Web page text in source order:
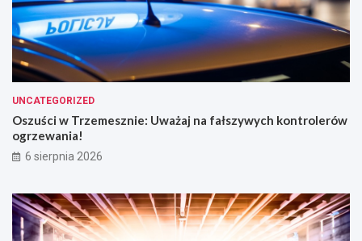
UNCATEGORIZED
Oszuści w Trzemesznie: Uważaj na fałszywych kontrolerów
ogrzewania!
6 sierpnia 2026